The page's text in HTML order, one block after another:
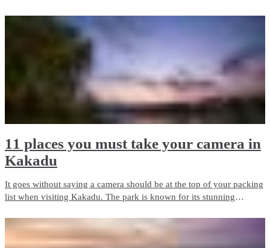
11 places you must take your camera in
Kakadu
It goes without saying a camera should be at the top of your packing
list when visiting Kakadu. The park is known for its stunning